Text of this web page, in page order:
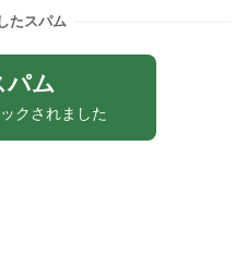
たスパム
パム
クされました